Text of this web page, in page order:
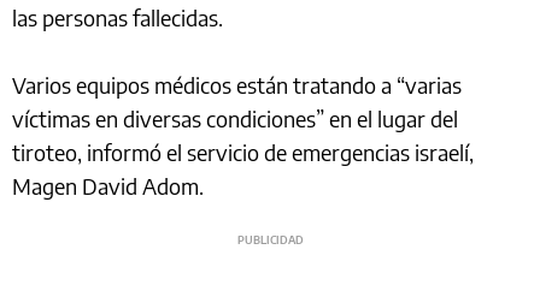
las personas fallecidas.
Varios equipos médicos están tratando a “varias
víctimas en diversas condiciones” en el lugar del
tiroteo, informó el servicio de emergencias israelí,
Magen David Adom.